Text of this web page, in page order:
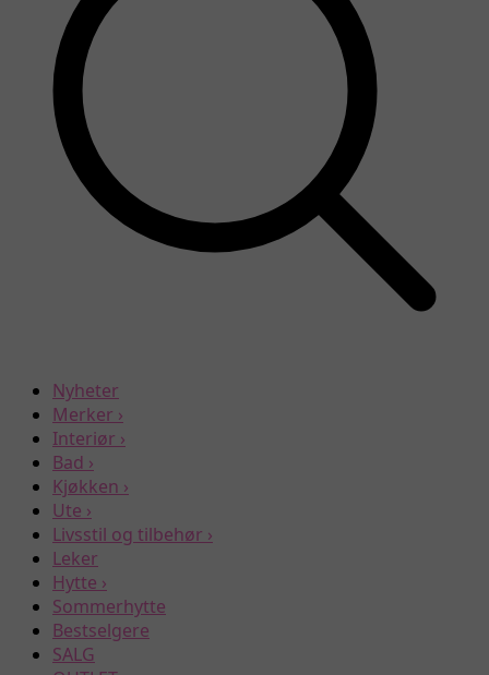
Nyheter
Merker ›
Interiør ›
Bad ›
Kjøkken ›
Ute ›
Livsstil og tilbehør ›
Leker
Hytte ›
Sommerhytte
Bestselgere
SALG